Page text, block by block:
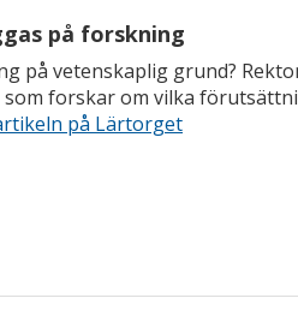
på forskning
på vetenskaplig grund?
forskar om vilka
på Lärtorget